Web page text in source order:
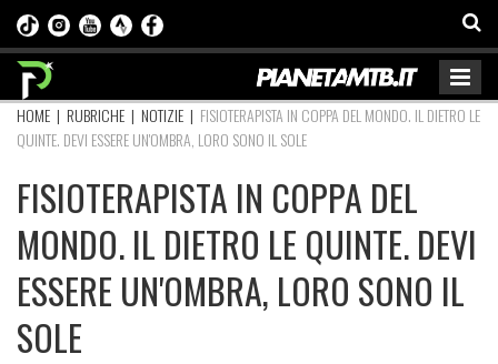
HOME | RUBRICHE | NOTIZIE | FISIOTERAPISTA IN COPPA DEL MONDO. IL DIETRO LE
QUINTE. DEVI ESSERE UN'OMBRA, LORO SONO IL SOLE
FISIOTERAPISTA IN COPPA DEL
MONDO. IL DIETRO LE QUINTE. DEVI
ESSERE UN'OMBRA, LORO SONO IL
SOLE